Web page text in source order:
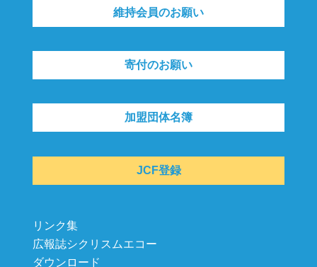
維持会員のお願い
寄付のお願い
加盟団体名簿
JCF登録
リンク集
広報誌シクリスムエコー
ダウンロード